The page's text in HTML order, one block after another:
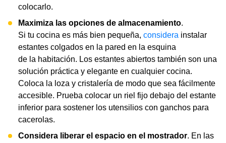
colocarlo.
Maximiza las opciones de almacenamiento.
Si tu cocina es más bien pequeña, considera instalar
estantes colgados en la pared en la esquina
de la habitación. Los estantes abiertos también son una
solución práctica y elegante en cualquier cocina.
Coloca la loza y cristalería de modo que sea fácilmente
accesible. Prueba colocar un riel fijo debajo del estante
inferior para sostener los utensilios con ganchos para
cacerolas.
Considera liberar el espacio en el mostrador. En las